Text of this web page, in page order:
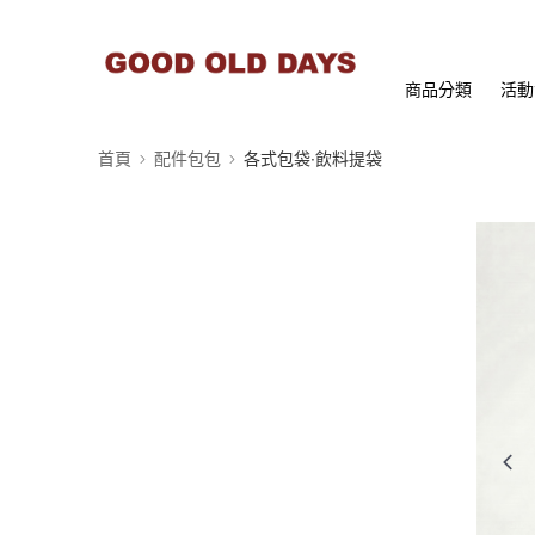
商品分類 活
首頁 配件包包 各式包袋∙飲料提袋